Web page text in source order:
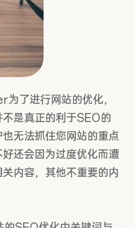
了进行网站的优化，
是真正的利于SEO的
无法抓住您网站的重点
还会因为过度优化而遭
内容，其他不重要的内